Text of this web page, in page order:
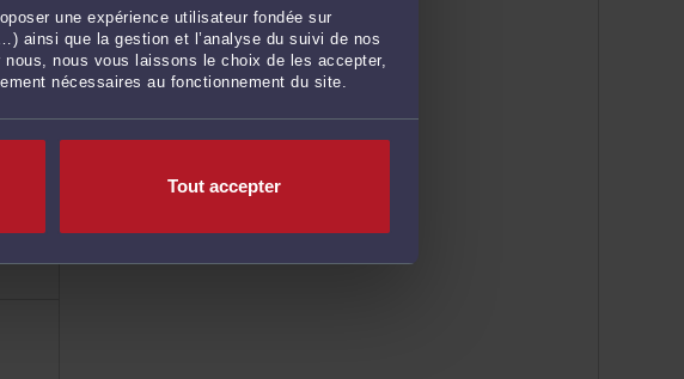
une expérience utilisateur fondée sur
ainsi que la gestion et l’analyse du suivi de nos
nous vous laissons le choix de les accepter,
nécessaires au fonctionnement du site.
Tout accepter